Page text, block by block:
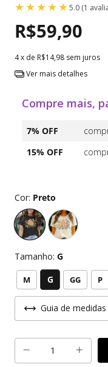
5.0 (1
R$59,90
4x de R$14,98 sem juros
Ver mais detalhes
Compre mais,
7% OFF
15% OFF
Cor: Preto
Tamanho: G
M G GG P
Guia de medidas